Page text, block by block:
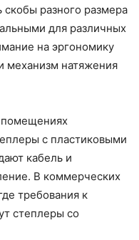
скобы разного размера
для различных
на эргономику
механизм натяжения
с пластиковыми
кабель и
В коммерческих
требования к
степлеры со